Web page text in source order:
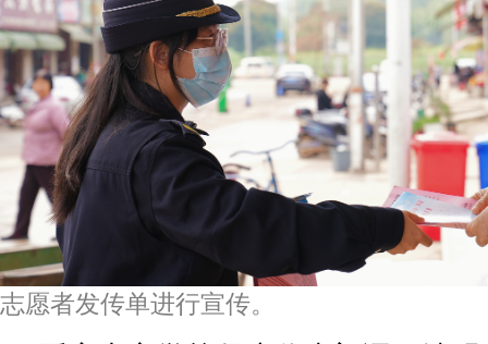
志愿者发传单进行宣传。